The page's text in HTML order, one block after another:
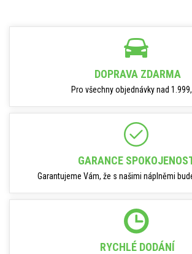
DOPRAVA ZDARMA
Pro všechny objednávky nad
GARANCE
Garantujeme Vám, že s našimi náplněmi
RYCHLÉ DODÁNÍ